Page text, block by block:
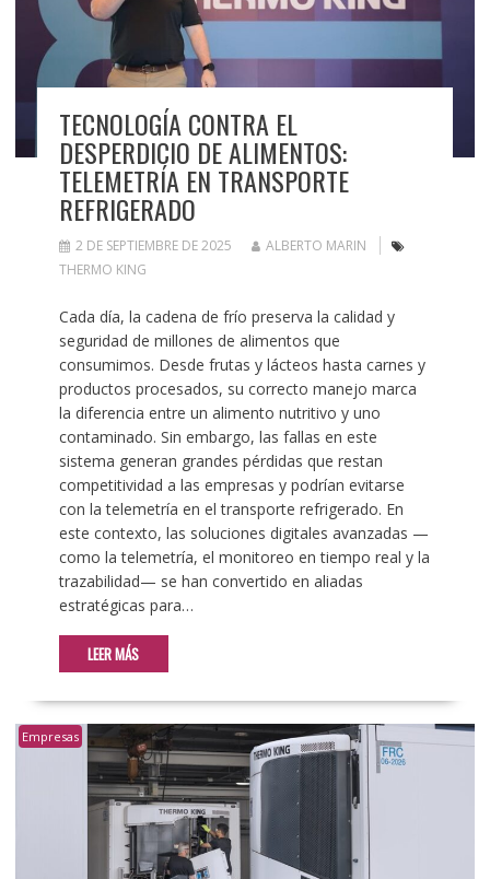
TECNOLOGÍA CONTRA EL
DESPERDICIO DE ALIMENTOS:
TELEMETRÍA EN TRANSPORTE
REFRIGERADO
2 DE SEPTIEMBRE DE 2025
ALBERTO MARIN
THERMO KING
Cada día, la cadena de frío preserva la calidad y
seguridad de millones de alimentos que
consumimos. Desde frutas y lácteos hasta carnes y
productos procesados, su correcto manejo marca
la diferencia entre un alimento nutritivo y uno
contaminado. Sin embargo, las fallas en este
sistema generan grandes pérdidas que restan
competitividad a las empresas y podrían evitarse
con la telemetría en el transporte refrigerado. En
este contexto, las soluciones digitales avanzadas —
como la telemetría, el monitoreo en tiempo real y la
trazabilidad— se han convertido en aliadas
estratégicas para…
LEER MÁS
Empresas